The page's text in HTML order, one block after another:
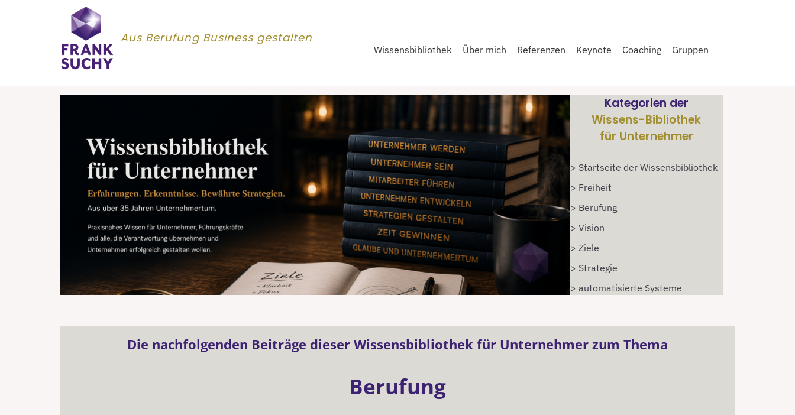
Aus Berufung Business gestalten
Wissensbibliothek Über mich Referenzen Keynote Coaching Gruppen
Kategorien der
Wissens-Bibliothek
für Unternehmer
> Startseite der Wissensbibliothek
> Freiheit
> Berufung
> Vision
> Ziele
> Strategie
> automatisierte Systeme
Die nachfolgenden Beiträge dieser Wissensbibliothek für Unternehmer zum Thema
Berufung